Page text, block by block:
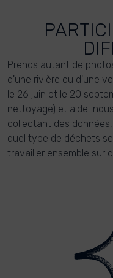
Prends autant de
d'une rivière ou d'une
le 26 juin et le 20
nettoyage) et aide-
collectant des
quel type de déchets
travailler ensemble sur